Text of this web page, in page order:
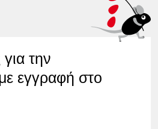
την
εγγραφή στο